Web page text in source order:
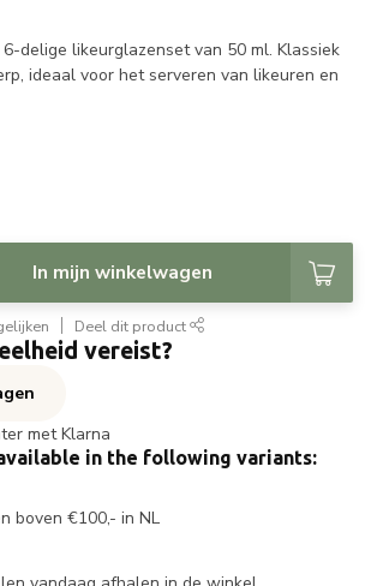
delige likeurglazenset van 50 ml. Klassiek
ideaal voor het serveren van likeuren en
In mijn winkelwagen
Deel dit product
vereist?
met Klarna
in the following variants:
boven €100,- in NL